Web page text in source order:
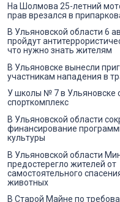
На Шолмова 25-летний
прав врезался в
В Ульяновской области 6
пройдут
что нужно знать жителям
В Ульяновске вынесли
участникам нападения в
У школы № 7 в Ульяновске
спорткомплекс
В Ульяновской области
финансирование
культуры
В Ульяновской области
предостерегло жителей от
самостоятельного
животных
В Старой Майне по